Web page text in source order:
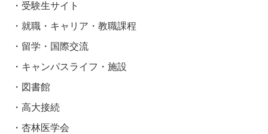
受験生サイト
就職・キャリア・教職課程
留学・国際交流
キャンパスライフ・施設
図書館
高大接続
杏林医学会